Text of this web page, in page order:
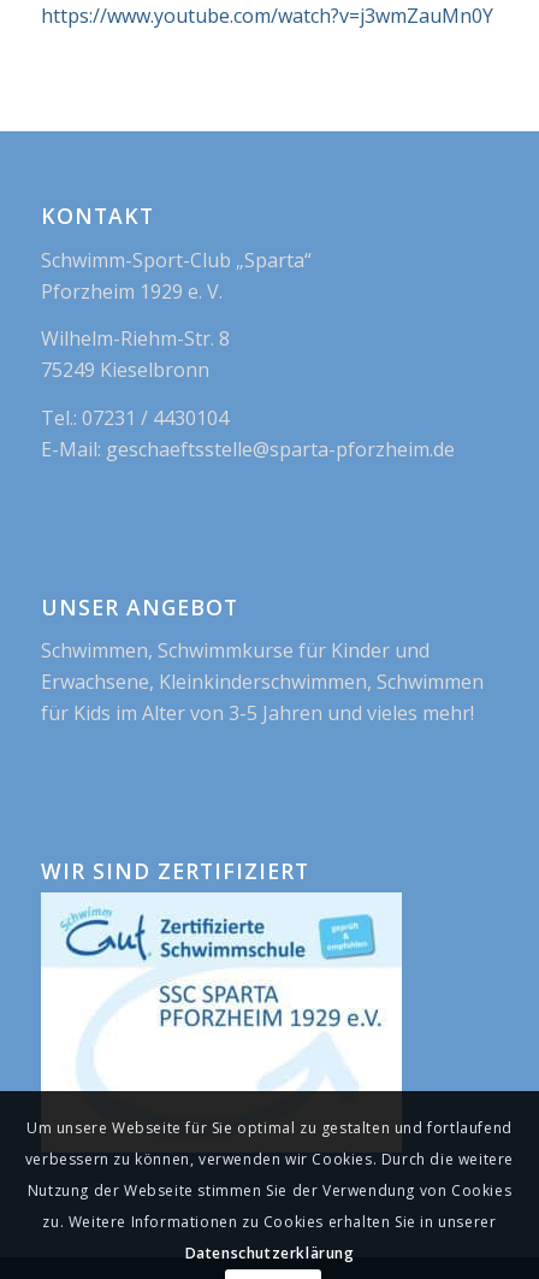
https://www.youtube.com/watch?v=j3wmZauMn0Y
KONTAKT
Schwimm-Sport-Club „Sparta“
Pforzheim 1929 e. V.
Wilhelm-Riehm-Str. 8
75249 Kieselbronn
Tel.: 07231 / 4430104
E-Mail: geschaeftsstelle@sparta-pforzheim.de
UNSER ANGEBOT
Schwimmen, Schwimmkurse für Kinder und
Erwachsene, Kleinkinderschwimmen, Schwimmen
für Kids im Alter von 3-5 Jahren und vieles mehr!
WIR SIND ZERTIFIZIERT
Um unsere Webseite für Sie optimal zu gestalten und fortlaufend
verbessern zu können, verwenden wir Cookies. Durch die weitere
Nutzung der Webseite stimmen Sie der Verwendung von Cookies
zu. Weitere Informationen zu Cookies erhalten Sie in unserer
Datenschutzerklärung